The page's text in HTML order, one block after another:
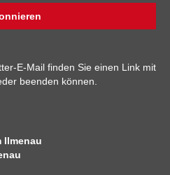
E-Mail finden Sie einen Link mit
beenden können.
Ilmenau